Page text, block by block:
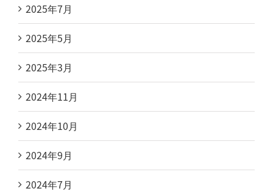
2025年7月
2025年5月
2025年3月
2024年11月
2024年10月
2024年9月
2024年7月